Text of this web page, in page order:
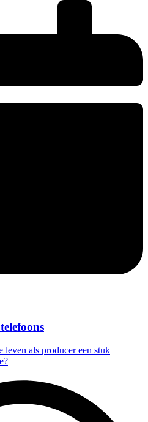
leven als producer een stuk